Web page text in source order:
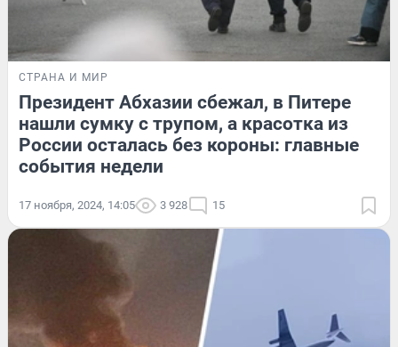
СТРАНА И МИР
Президент Абхазии сбежал, в Питере
нашли сумку с трупом, а красотка из
России осталась без короны: главные
события недели
17 ноября, 2024, 14:05 3 928 15